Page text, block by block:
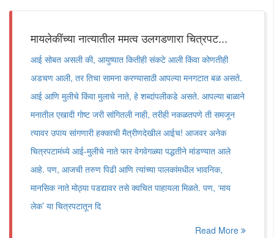
मायलेकींच्या नात्यातील ममत्व उलगडणारा चित्रपट...
आई सोबत असली की, आयुष्यात कितीही संकटे आली किंवा कोणतीही
अडचण आली, तर तिचा सामना करण्यासाठी आपल्या मनगटात बळ असते.
आई आणि मुलीचे किंवा मुलाचे नाते, हे शब्दांपलीकडे असते. आपल्या बाळाने
मनातील एखादी गोष्ट जरी सांगितली नाही, तरीही नकळतपणे ती समजून
त्यावर उपाय सांगणारी हक्काची मैत्रीणदेखील आईच! आजवर अनेक
चित्रपटामंध्ये आई-मुलीचे नाते फार वेगवेगळ्या पद्धतीने मांडण्यात आले
आहे. पण, आजची तरुण पिढी आणि त्यांच्या पालकांमधील भावनिक,
मानसिक नाते मोठ्या पडद्यावर तसे क्वचित पाहायला मिळते. पण, ‘माय
लेक’ या चित्रपटातून दि
Read More